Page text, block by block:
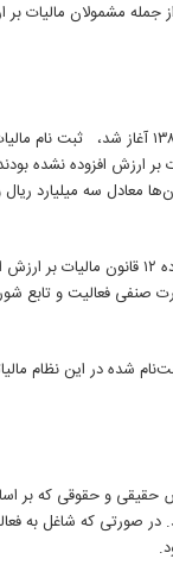
مشمولان مالیات بر
در مرحله سوم ثبت نام مالیات بر ارزش افزوده
معادل سه میلیارد
گفتنی است؛ اشخاصی که شاغل به فعالیت‌های
مستقیم که به صورت صنفی
شده در این نظام
حقیقی و حقوقی که بر
صورتی که شاغل به